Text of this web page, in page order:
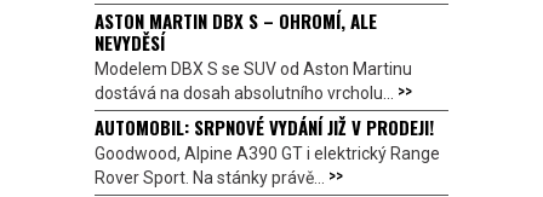
ASTON MARTIN DBX S – OHROMÍ, ALE
NEVYDĚSÍ
Modelem DBX S se SUV od Aston Martinu
dostává na dosah absolutního vrcholu... >>
AUTOMOBIL: SRPNOVÉ VYDÁNÍ JIŽ V PRODEJI!
Goodwood, Alpine A390 GT i elektrický Range
Rover Sport. Na stánky právě... >>